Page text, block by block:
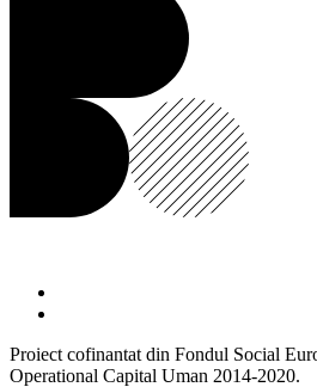
Proiect cofinantat din Fondul Social
Operational Capital Uman 2014-2020.